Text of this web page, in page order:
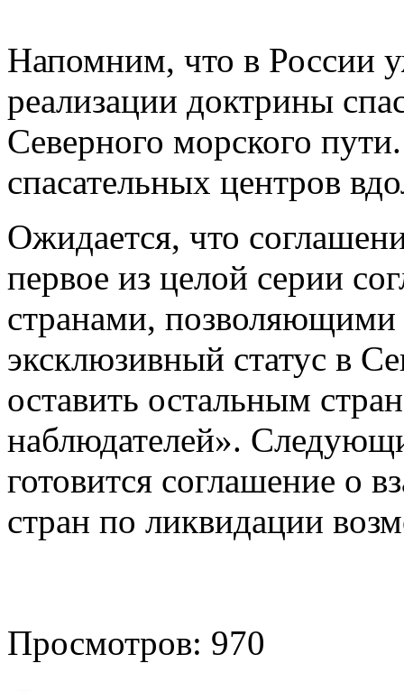
Напомним, что в России
реализации доктрины
Северного морского
спасательных центров
Ожидается, что
первое из целой серии
странами, позволяющими
эксклюзивный статус в
оставить остальным
наблюдателей».
готовится соглашение о
стран по ликвидации
Просмотров: 970